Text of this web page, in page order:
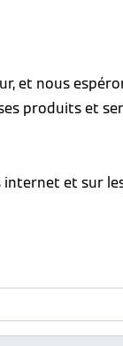
et nous
produits et
et sur